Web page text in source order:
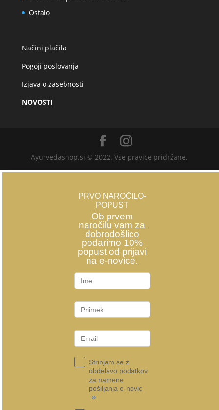
Ostalo
Načini plačila
Pogoji poslovanja
Izjava o zasebnosti
NOVOSTI
Ayurvedashop.si © 2022. Vse pravice pridržane.
PRVO NAROČILO-
POPUST
Ob prvem
naročilu vam za
dobrodošlico
podarimo 10%
popust od prijavi
na e-novice.
Strinjam se z
obdelavo podatkov
za namene
pošiljanja e-novic
»